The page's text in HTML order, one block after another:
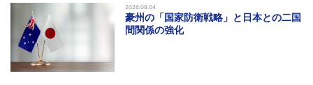
2026.08.04
豪州の「国家防衛戦略」と日本との二国
間関係の強化